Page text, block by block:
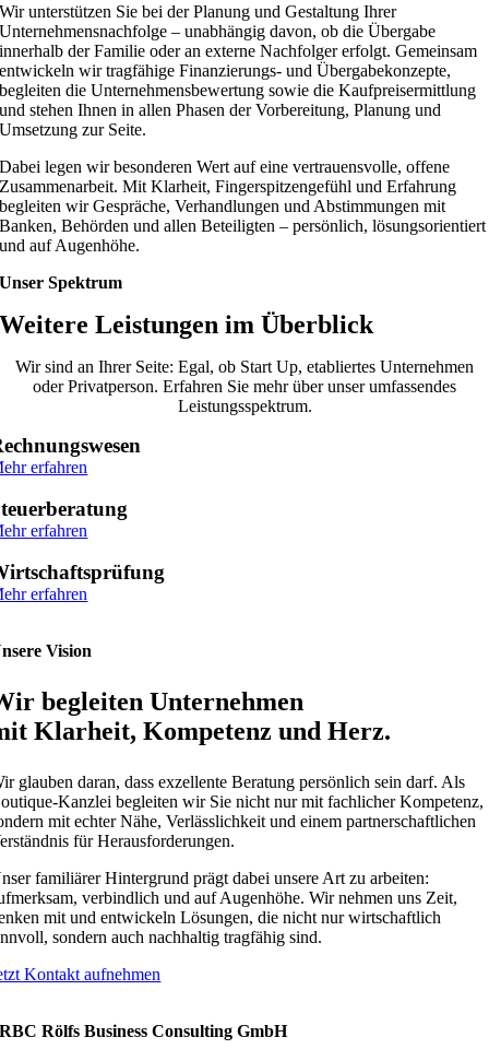
Wir unterstützen Sie bei der Planung und Gestaltung Ihrer
Unternehmensnachfolge – unabhängig davon, ob die Übergabe
innerhalb der Familie oder an externe Nachfolger erfolgt. Gemeinsam
entwickeln wir tragfähige Finanzierungs- und Übergabekonzepte,
begleiten die Unternehmensbewertung sowie die Kaufpreisermittlung
und stehen Ihnen in allen Phasen der Vorbereitung, Planung und
Umsetzung zur Seite.
Dabei legen wir besonderen Wert auf eine vertrauensvolle, offene
Zusammenarbeit. Mit Klarheit, Fingerspitzengefühl und Erfahrung
begleiten wir Gespräche, Verhandlungen und Abstimmungen mit
Banken, Behörden und allen Beteiligten – persönlich, lösungsorientiert
und auf Augenhöhe.
Unser Spektrum
Weitere Leistungen im Überblick
Wir sind an Ihrer Seite: Egal, ob Start Up, etabliertes Unternehmen
oder Privatperson. Erfahren Sie mehr über unser umfassendes
Leistungsspektrum.
erfahren
erfahren
erfahren
Vision
begleiten Unternehmen
Klarheit, Kompetenz und Herz.
glauben daran, dass exzellente Beratung persönlich sein darf. Als
Kanzlei begleiten wir Sie nicht nur mit fachlicher Kompetenz,
mit echter Nähe, Verlässlichkeit und einem partnerschaftlichen
für Herausforderungen.
familiärer Hintergrund prägt dabei unsere Art zu arbeiten:
verbindlich und auf Augenhöhe. Wir nehmen uns Zeit,
mit und entwickeln Lösungen, die nicht nur wirtschaftlich
sondern auch nachhaltig tragfähig sind.
Kontakt aufnehmen
RBC Rölfs Business Consulting GmbH